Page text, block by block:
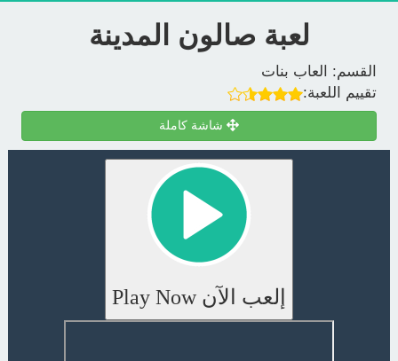
لعبة صالون المدينة
القسم:
العاب بنات
تقييم اللعبة:
شاشة كاملة
إلعب الآن Play Now